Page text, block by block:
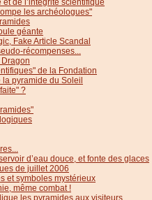
les archéologues"
géante
Fake Article Scandal
récompenses...
de la Fondation
la pyramide du Soleil
?
d’eau douce, et fonte des glaces
de juillet 2006
et symboles mystérieux
même combat !
les pyramides aux visiteurs